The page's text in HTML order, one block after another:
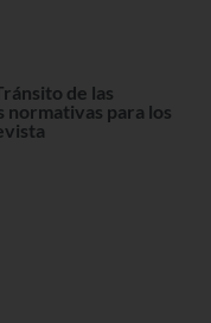
de las
normativas para los